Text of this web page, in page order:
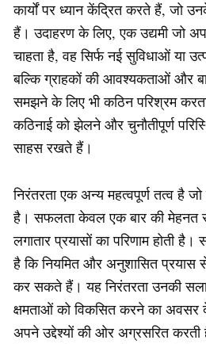
कार्यों पर ध्यान केंद्रित करते हैं, जो
हैं। उदाहरण के लिए, एक उद्यमी जो
चाहता है, वह सिर्फ नई सुविधाओं या
बल्कि ग्राहकों की आवश्यकताओं और
समझने के लिए भी कठिन परिश्रम
कठिनाई को झेलने और चुनौतीपूर्ण
साहस रखते हैं।
निरंतरता एक अन्य महत्वपूर्ण तत्व है
है। सफलता केवल एक बार की मेहनत
लगातार प्रयासों का परिणाम होती
है कि नियमित और अनुशासित प्रयास
कर सकते हैं। यह निरंतरता उनकी
क्षमताओं को विकसित करने का अवसर
अपने उद्देश्यों की ओर अग्रसरित